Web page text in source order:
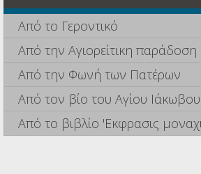
Από το Γεροντικό
Από την Αγιορείτικη παράδοση
Από την Φωνή των Πατέρων
Από τον βίο του Αγίου
Από το βιβλίο 'Εκφρασις